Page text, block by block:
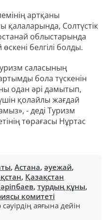
артқаны
қалаларында, Солтүстік
облыстарында
белгілі болды.
саласының
бола түскенін
одан әрі дамытып,
қолайлы жағдай
- деді Туризм
төрағасы Нұртас
, Астана, әуежай,
, Қазақстан
, турдың құны,
комитеті
аяғына дейін